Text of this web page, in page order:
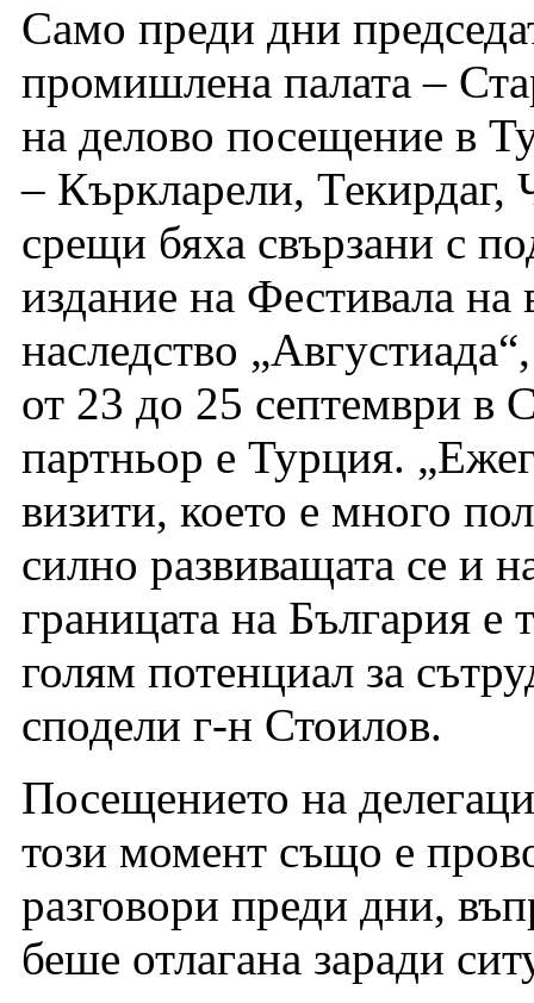
Само преди дни
промишлена палата –
на делово посещение в
– Къркларели,
срещи бяха свързани с
издание на Фестивала на
наследство
от 23 до 25 септември в
партньор е Турция.
визити, което е много
силно развиващата се и
границата на България е
голям потенциал за
сподели г-н Стоилов.
Посещението на
този момент също е
разговори преди дни,
беше отлагана заради